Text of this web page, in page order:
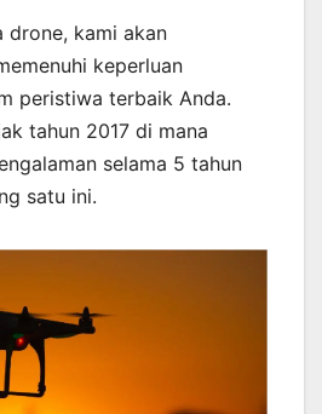
drone, kami akan
keperluan
peristiwa terbaik Anda.
tahun 2017 di mana
selama 5 tahun
satu ini.